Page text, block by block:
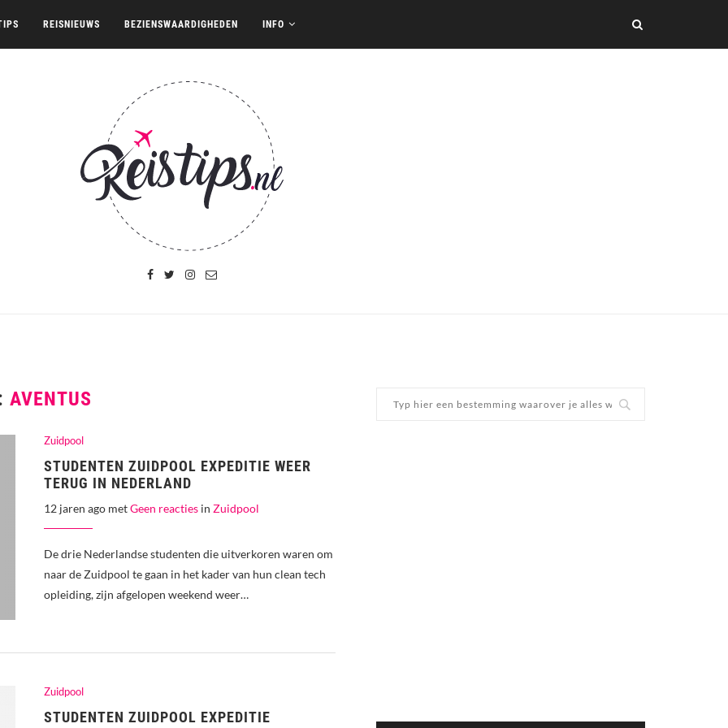
REISNIEUWS BEZIENSWAARDIGHEDEN INFO
AVENTUS
Zuidpool
STUDENTEN ZUIDPOOL EXPEDITIE WEER
TERUG IN NEDERLAND
12 jaren ago metGeen reacties in Zuidpool
De drie Nederlandse studenten die uitverkoren waren om
naar de Zuidpool te gaan in het kader van hun clean tech
opleiding, zijn afgelopen weekend weer…
Zuidpool
STUDENTEN ZUIDPOOL EXPEDITIE